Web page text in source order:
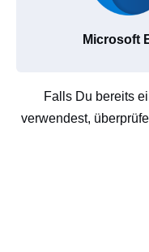
Microsoft
Falls Du bereits
verwendest,